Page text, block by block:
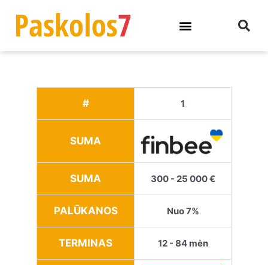
# 1
SUMA
SUMA 300 - 25 000 €
PALŪKANOS Nuo 7%
TERMINAS 12 - 84 mėn